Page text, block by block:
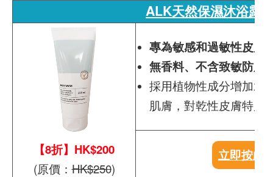
ALK天然保濕沐浴露
【8折】HK$200
(原價：HK$250)
專為敏感和過敏性皮膚
無香料、不含致敏防腐
採用植物性成分增加水
肌膚，對乾性皮膚特別
立即按此